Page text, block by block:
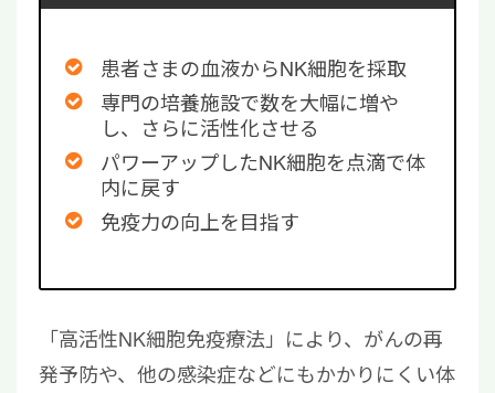
患者さまの血液からNK細胞を採取
専門の培養施設で数を大幅に増や
し、さらに活性化させる
パワーアップしたNK細胞を点滴で体
内に戻す
免疫力の向上を目指す
「高活性NK細胞免疫療法」により、がんの再
発予防や、他の感染症などにもかかりにくい体